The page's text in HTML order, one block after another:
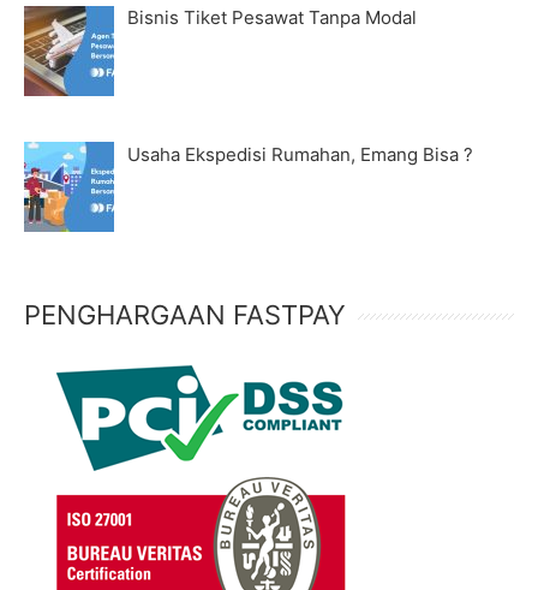
Bisnis Tiket Pesawat Tanpa Modal
Usaha Ekspedisi Rumahan, Emang Bisa ?
PENGHARGAAN FASTPAY